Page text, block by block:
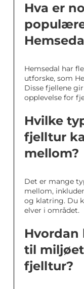
Hva er
Hemsedal har
utforske, som
Disse fjellene
opplevelse for
Hvilke
fjelltur
mellom?
Det er mange
mellom,
og klatring. Du
elver i området.
Hvordan
til
fjelltur?